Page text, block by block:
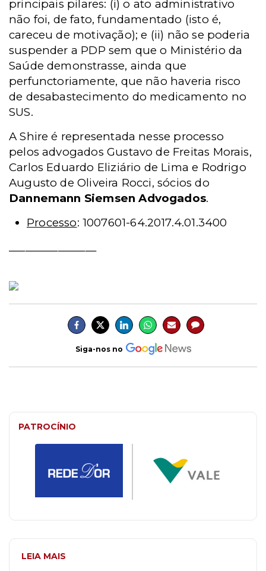
principais pilares: (i) o ato administrativo
não foi, de fato, fundamentado (isto é,
careceu de motivação); e (ii) não se poderia
suspender a PDP sem que o Ministério da
Saúde demonstrasse, ainda que
perfunctoriamente, que não haveria risco
de desabastecimento do medicamento no
SUS.
A Shire é representada nesse processo
pelos advogados Gustavo de Freitas Morais,
Carlos Eduardo Eliziário de Lima e Rodrigo
Augusto de Oliveira Rocci, sócios do
Dannemann Siemsen Advogados.
Processo: 1007601-64.2017.4.01.3400
Siga-nos no
PATROCÍNIO
LEIA MAIS